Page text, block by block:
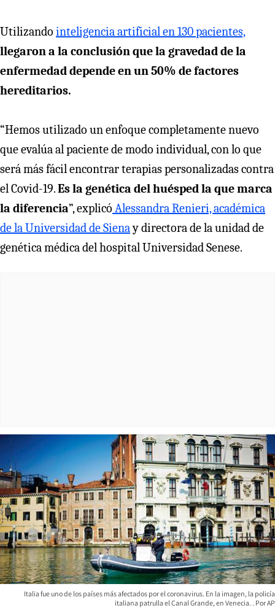
Utilizando inteligencia artificial en 130 pacientes,
llegaron a la conclusión que la gravedad de la
enfermedad depende en un 50% de factores
hereditarios.
“Hemos utilizado un enfoque completamente nuevo
que evalúa al paciente de modo individual, con lo que
será más fácil encontrar terapias personalizadas contra
el Covid-19.Es la genética del huésped la que marca
la diferencia”, explicó Alessandra Renieri, académica
de la Universidad de Sienay directora de la unidad de
genética médica del hospital Universidad Senese.
Italia fue uno de los países más afectados por el coronavirus. En la imagen, la policía
italiana patrulla el Canal Grande, en Venecia.
AP